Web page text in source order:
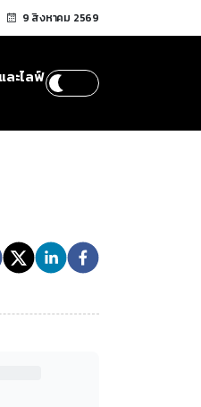
9 สิงหาคม 2569
ละไลฟ์